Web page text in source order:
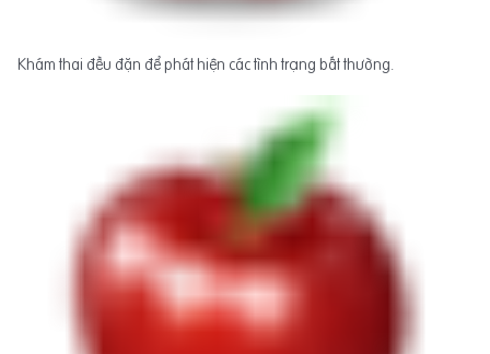
Khám thai đều đặn để phát hiện các tình trạng bất thường.